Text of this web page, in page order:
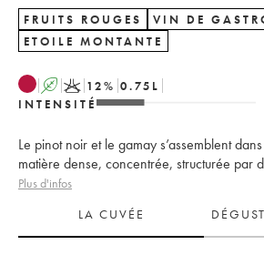
FRUITS ROUGES
VIN DE
ETOILE MONTANTE
A K 12% 0.75 L
INTENSITÉ
Le pinot noir et le gamay s’assemblent
matière dense, concentrée, structurée par
Plus d'infos
LA CUVÉE